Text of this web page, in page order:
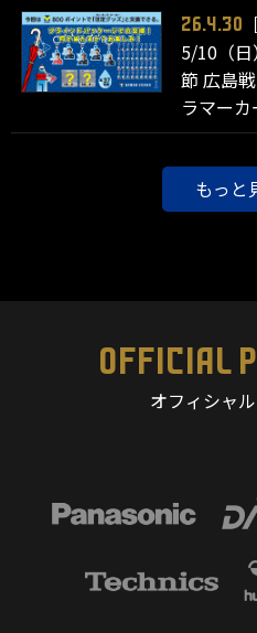
26.4.30
5/10（
節 広島
ラマー
もっと
OFFICIAL
オフィシャ